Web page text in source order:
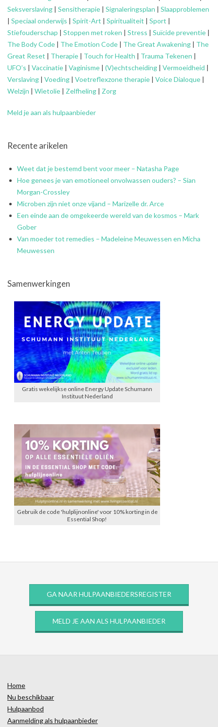
Seksverslaving | Sensitherapie | Signaleringsplan | Slaapproblemen
| Speciaal onderwijs | Spirit-Art | Spiritualiteit | Sport |
Stiefouderschap | Stoppen met roken | Stress | Suïcide preventie |
The Body Code | The Emotion Code | The Great Awakening | The
Great Reset | Therapie | Touch for Health | Trauma Tekenen |
UFO’s | Vaccinatie | Vaginisme | (V)echtscheiding | Vermoeidheid |
Verslaving | Voeding | Voetreflexzone therapie | Voice Dialoque |
Welzijn | Wietolie | Zelfheling | Zorg
Meld je aan als hulpaanbieder
Recente arikelen
Weet dat je bestemd bent voor meer – Natasha Page
Hoe genees je van emotioneel onvolwassen ouders? – Sian
Morgan-Crossley
Microben zijn niet onze vijand – Marizelle dr. Arce
Een einde aan de omgekeerde wereld van de kosmos – Mark
Gober
Van moeder tot remedies – Madeleine Meuwessen en Micha
Meuwessen
Samenwerkingen
Gratis wekelijkse online Energy Update Schumann
Instituut Nederland
Gebruik de code 'hulplijnonline' voor 10% korting in de
Essential Shop!
GA NAAR HULPAANBIEDERSREGISTER
MELD JE AAN ALS HULPAANBIEDER
Home
Nu beschikbaar
Hulpaanbod
Aanmelding als hulpaanbieder